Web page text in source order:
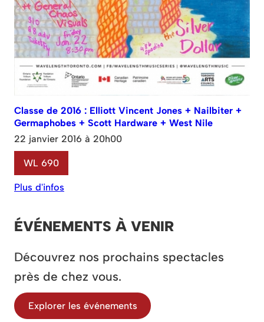
Classe de 2016 : Elliott Vincent Jones + Nailbiter +
Germaphobes + Scott Hardware + West Nile
22 janvier 2016 à 20h00
WL 690
Plus d'infos
ÉVÉNEMENTS À VENIR
Découvrez nos prochains spectacles
près de chez vous.
Explorer les événements